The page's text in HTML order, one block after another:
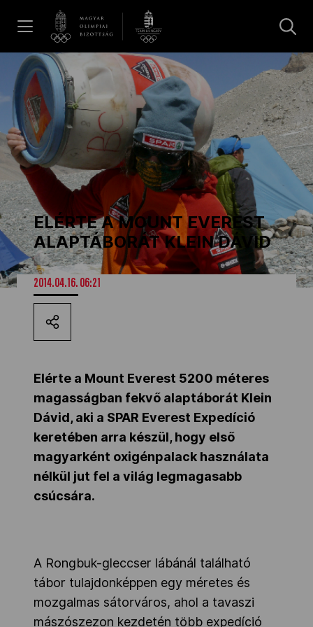
Hírek
Galéria
Dakar 2026
Los Angeles 2028
MOB
Kettőskarrier-program
NOB
Társszervezetek
OVEP
ELÉRTE A MOUNT EVEREST
ALAPTÁBORÁT KLEIN DÁVID
2014.04.16. 06:21
Elérte a Mount Everest 5200 méteres
magasságban fekvő alaptáborát Klein
Dávid, aki a SPAR Everest Expedíció
keretében arra készül, hogy első
magyarként oxigénpalack használata
nélkül jut fel a világ legmagasabb
csúcsára.
A Rongbuk-gleccser lábánál található
tábor tulajdonképpen egy méretes és
mozgalmas sátorváros, ahol a tavaszi
mászószezon kezdetén több expedíció